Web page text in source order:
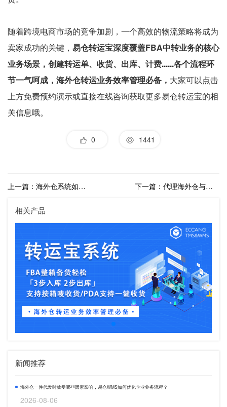
随着跨境电商市场的竞争加剧，一个高效的物流策略将成为
卖家成功的关键， 易仓转运宝深度覆盖FBA中转业务的核心
业务场景，创建转运单、收货、出库、计费......各个流程环
节一气呵成，海外仓转运业务效率管理必备， 大家可以点击
上方免费预约演示或直接在线咨询获取更多易仓转运宝的相
关信息哦。
0 1441
上一篇：海外仓系统如何实现与电商平台的对接，提高订单处理效率？ 下一篇：代理海外仓与直营仓相比有哪些优势？代理海外仓靠谱吗？
相关产品
新闻推荐
海外仓一件代发时效受哪些因素影响，易仓WMS如何优化企业业务流程？
2026-08-06